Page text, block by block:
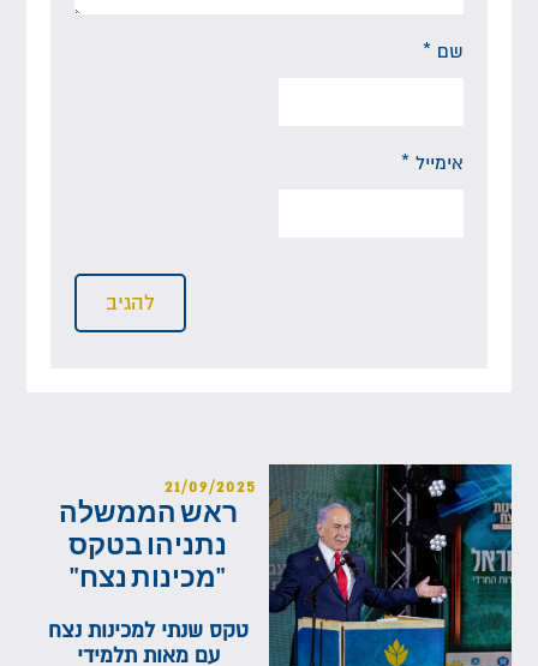
שם*
אימייל*
21/09/2025
ראש הממשלה
נתניהו בטקס
"מכינות נצח"
טקס שנתי למכינות נצח
עם מאות תלמידי